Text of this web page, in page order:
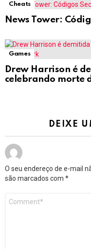
Cheats
News Tower:
Games
Drew Harrison é
celebrando morte
DEIXE
O seu endereço de e-mail
são marcados com *